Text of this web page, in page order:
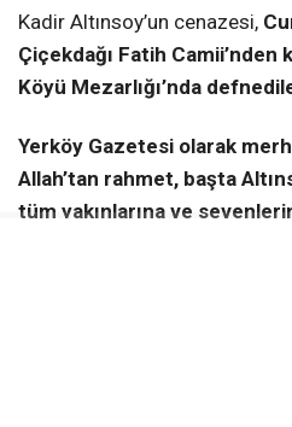
Kadir Altınsoy’un cenazesi,
Çiçekdağı Fatih Camii’nden
Köyü Mezarlığı’nda
Yerköy Gazetesi olarak
Allah’tan rahmet, başta
tüm yakınlarına ve